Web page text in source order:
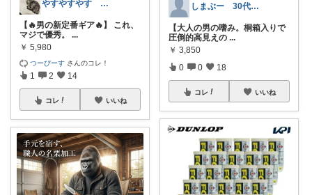
やすやすやす 経由購入感謝します🫶
【🔥男の新定番ギア🔥】 これ、
マジで優秀。
...
￥ 5,980
つーぴーす さんのコレ！
1 2 14
コレ いいね
しまぶー 30代のふるさと納税
【大人の男の嗜み。桐箱入りで
圧倒的高見えの ...
￥ 3,850
0 0 18
コレ いいね